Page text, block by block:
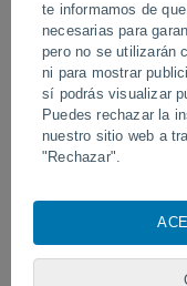
te informamos de
necesarias para
pero no se utilizarán
ni para mostrar
sí podrás visualizar
Puedes rechazar la
nuestro sitio web a
"Rechazar".
cookies,
visita en este sitio
identificadores de
Un rayo impactó en un
fútbol en Narathiwat,
Síguenos